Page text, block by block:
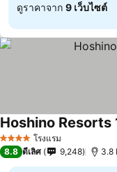
ดูราคาจาก 9 เว็บไซต์
4 ดาว โรงแรม
Hoshino Resorts
8.8 ดีเลิศ 9,248 3.8